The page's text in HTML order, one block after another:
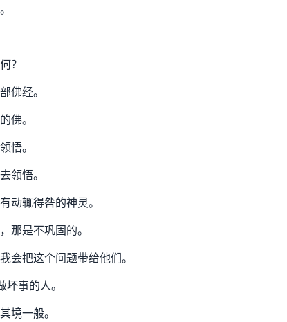
？
佛经。
佛。
悟。
领悟。
动辄得咎的神灵。
那是不巩固的。
会把这个问题带给他们。
坏事的人。
境一般。